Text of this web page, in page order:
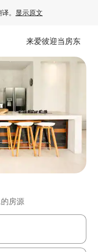
。 显示原文
来爱彼迎当房东
房源
看，或通过点击或滑动手势